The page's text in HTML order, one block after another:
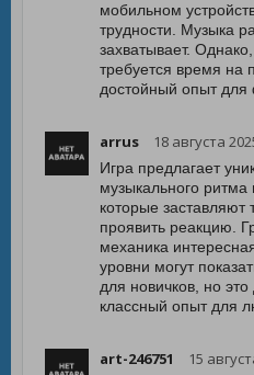
мобильном
трудности. Музыка
захватывает.
требуется время на
достойный опыт для
arrus 18 августа
Игра предлагает
музыкального ритма
которые заставляют
проявить реакцию.
механика
уровни могут
для новичков, но
классный опыт для
art-246751 15